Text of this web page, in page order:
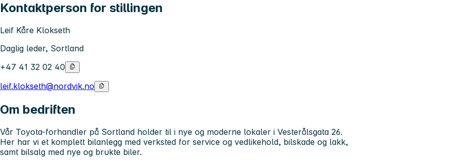
Kontaktperson for stillingen
Leif Kåre Klokseth
Daglig leder, Sortland
+47 41 32 02 40
leif.klokseth@nordvik.no
Om bedriften
Vår Toyota-forhandler på Sortland holder til i nye og moderne lokaler i Vesterålsgata 26.
Her har vi et komplett bilanlegg med verksted for service og vedlikehold, bilskade og lakk,
samt bilsalg med nye og brukte biler.